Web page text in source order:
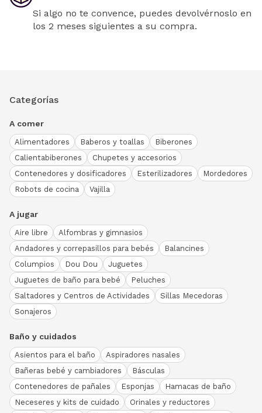
Si algo no te convence, puedes devolvérnoslo en
los 2 meses siguientes a su compra.
Categorías
A comer
Alimentadores Baberos y toallas
Biberones
Calientabiberones
Chupetes y accesorios
Contenedores y dosificadores
Esterilizadores
Mordedores
Robots de cocina
Vajilla
A jugar
Aire libre
Alfombras y gimnasios
Andadores y correpasillos para bebés
Balancines
Columpios
Dou Dou
Juguetes
Juguetes de baño para bebé
Peluches
Saltadores y Centros de Actividades
Sillas Mecedoras
Sonajeros
Baño y cuidados
Asientos para el baño
Aspiradores nasales
Bañeras bebé y cambiadores
Básculas
Contenedores de pañales
Esponjas
Hamacas de baño
Neceseres y kits de cuidado
Orinales y reductores